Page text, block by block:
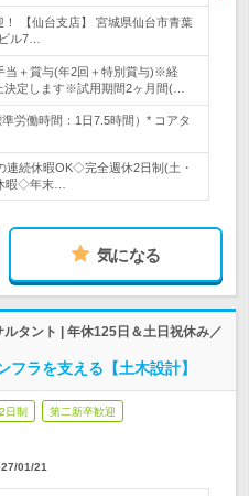
【仙台支店】 宮城県仙台市青葉
ル7…
当＋賞与(年2回＋特別賞与)※経
決定します※試用期間2ヶ月間(…
労働時間：1日7.5時間）* コアタ
続休暇OK◇完全週休2日制(土・
暇◇年末…
気になる
タント | 年休125日＆土日祝休み／
ラを支える【土木設計】
日制 第二新卒歓迎
01/21